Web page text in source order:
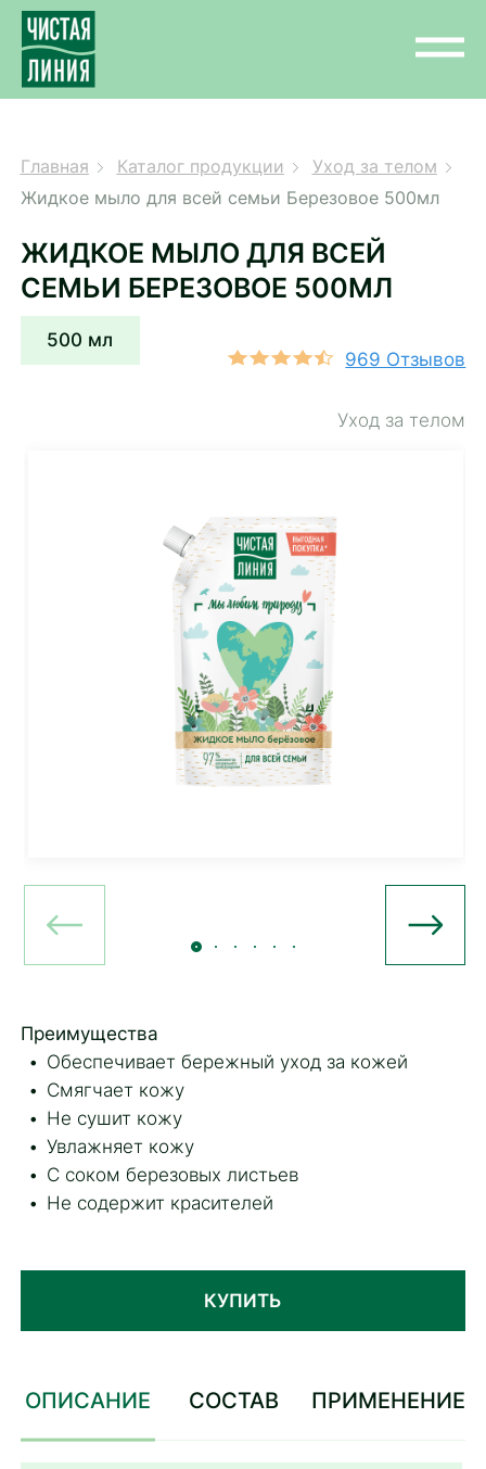
Главная Каталог продукции
Уход за телом
Жидкое мыло для всей семьи Березовое 500мл
ЖИДКОЕ МЫЛО ДЛЯ ВСЕЙ
СЕМЬИ БЕРЕЗОВОЕ 500МЛ
Уход за телом
969 Отзывов
500 мл
Преимущества
Обеспечивает бережный уход за кожей
Смягчает кожу
Не сушит кожу
Увлажняет кожу
С соком березовых листьев
Не содержит красителей
КУПИТЬ
ОПИСАНИЕ СОСТАВ ПРИМЕНЕНИЕ